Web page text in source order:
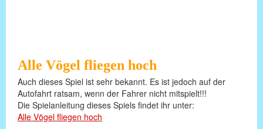
Alle Vögel fliegen hoch
Auch dieses Spiel ist sehr bekannt. Es ist jedoch auf der
Autofahrt ratsam, wenn der Fahrer nicht mitspielt!!!
Die Spielanleitung dieses Spiels findet ihr unter:
Alle Vögel fliegen hoch